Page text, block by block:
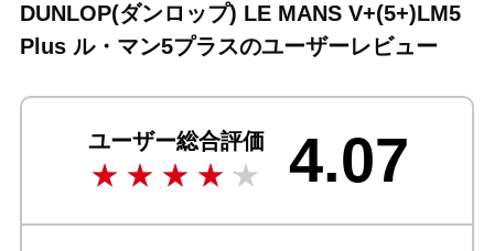
DUNLOP(ダンロップ) LE MANS V+(5+)LM5
Plus ル・マン5プラスのユーザーレビュー
ユーザー総合評価 4.07